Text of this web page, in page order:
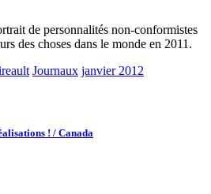
de personnalités non-conformistes
des choses dans le monde en 2011.
Journaux janvier 2012
! / Canada